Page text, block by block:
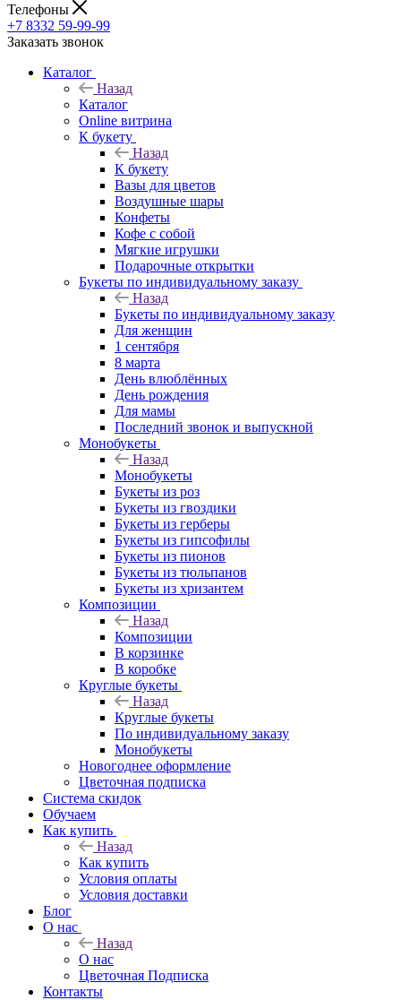
Телефоны
+7 8332 59-99-99
Заказать звонок
Каталог
Назад
Каталог
Online витрина
К букету
Назад
К букету
Вазы для цветов
Воздушные шары
Конфеты
Кофе с собой
Мягкие игрушки
Подарочные открытки
Букеты по индивидуальному заказу
Назад
Букеты по индивидуальному заказу
Для женщин
1 сентября
8 марта
День влюблённых
День рождения
Для мамы
Последний звонок и выпускной
Монобукеты
Назад
Монобукеты
Букеты из роз
Букеты из гвоздики
Букеты из герберы
Букеты из гипсофилы
Букеты из пионов
Букеты из тюльпанов
Букеты из хризантем
Композиции
Назад
Композиции
В корзинке
В коробке
Круглые букеты
Назад
Круглые букеты
По индивидуальному заказу
Монобукеты
Новогоднее оформление
Цветочная подписка
Система скидок
Обучаем
Как купить
Назад
Как купить
Условия оплаты
Условия доставки
Блог
О нас
Назад
О нас
Цветочная Подписка
Контакты